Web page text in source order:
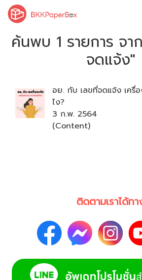
ค้นพบ 1 รายการ จา
จดแจ้ง"
อย. กับ เลขที่จดแจ้ง เครื่
ไง?
3 ก.พ. 2564
(Content)
ติดตามเราได้ท